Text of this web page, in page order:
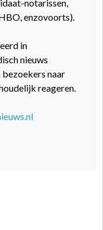
notarissen,
enzovoorts).
in
nieuws
naar
reageren.